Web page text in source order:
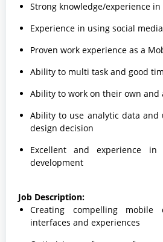
Strong knowledge/experience
Experience in using social media
Proven work experience as a
Ability to multi task and good
Ability to work on their own and
Ability to use analytic data
design decision
Excellent and experience
development
Job Description:
Creating compelling mobile
interfaces and experiences